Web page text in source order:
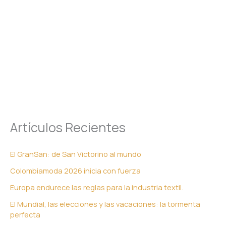
Artículos Recientes
El GranSan: de San Victorino al mundo
Colombiamoda 2026 inicia con fuerza
Europa endurece las reglas para la industria textil.
El Mundial, las elecciones y las vacaciones: la tormenta
perfecta